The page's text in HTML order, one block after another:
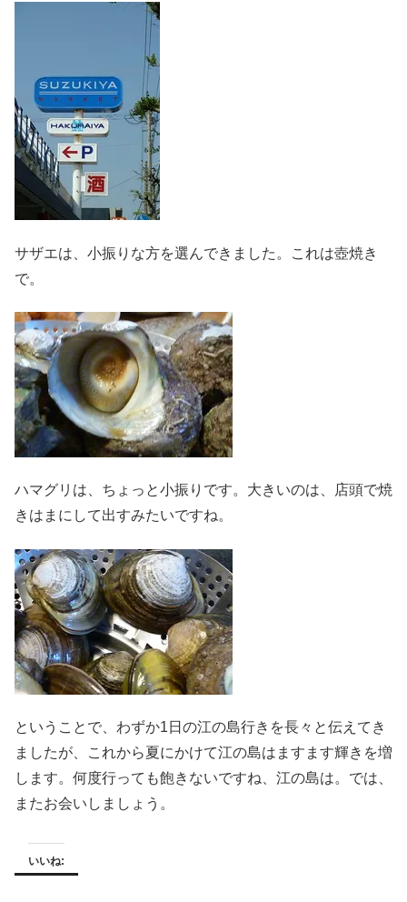
サザエは、小振りな方を選んできました。これは壺焼き
で。
ハマグリは、ちょっと小振りです。大きいのは、店頭で焼
きはまにして出すみたいですね。
ということで、わずか1日の江の島行きを長々と伝えてき
ましたが、これから夏にかけて江の島はますます輝きを増
します。何度行っても飽きないですね、江の島は。では、
またお会いしましょう。
いいね: